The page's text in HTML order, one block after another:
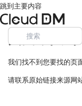
跳到主要内容
页面未找到
我们找不到您要找的页面
请联系原始链接来源网